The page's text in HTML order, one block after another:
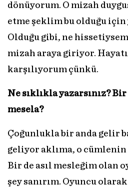
dönüyorum. O mizah
etme şeklim bu olduğu için
Olduğu gibi, ne
mizah araya giriyor.
karşılıyorum çünkü.
Ne sıklıkla yazarsınız?
mesela?
Çoğunlukla bir anda gelir
geliyor aklıma, o
Bir de asıl mesleğim olan
şey sanırım. Oyuncu